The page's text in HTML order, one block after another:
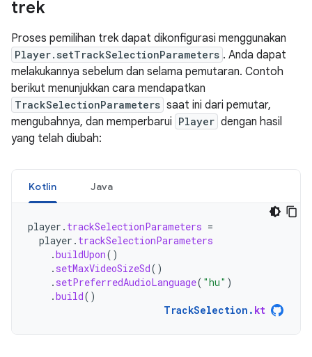
trek
Proses pemilihan trek dapat dikonfigurasi menggunakan
Player.setTrackSelectionParameters . Anda dapat
melakukannya sebelum dan selama pemutaran. Contoh
berikut menunjukkan cara mendapatkan
TrackSelectionParameters saat ini dari pemutar,
mengubahnya, dan memperbarui Player dengan hasil
yang telah diubah:
Kotlin Java
player . trackSelectionParameters =
player . trackSelectionParameters
.buildUpon()
. setMaxVideoSizeSd()
. setPreferredAudioLanguage( "hu" )
.build()
TrackSelection . kt